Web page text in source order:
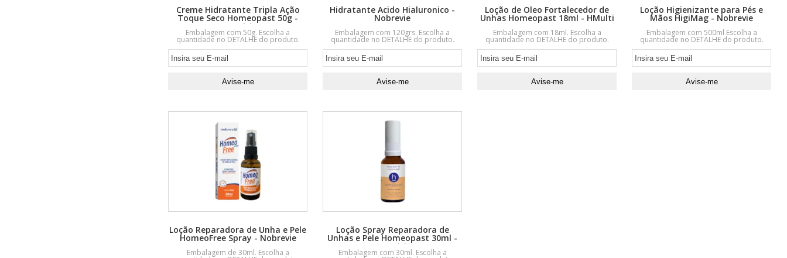
Creme Hidratante Tripla Ação
Toque Seco Homeopast 50g -
HMulti
Embalagem com 50g. Escolha a
quantidade no DETALHE do produto.
Hidratante Acido Hialuronico -
Nobrevie
Embalagem com 120grs. Escolha a
quantidade no DETALHE do produto.
Loção de Óleo Fortalecedor de
Unhas Homeopast 18ml - HMulti
Embalagem com 18ml. Escolha a
quantidade no DETALHE do produto.
Loção Higienizante para Pés e
Mãos HigiMag - Nobrevie
Embalagem com 500ml Escolha a
quantidade no DETALHE do produto.
Loção Reparadora de Unha e Pele
HomeoFree Spray - Nobrevie
Embalagem de 30ml. Escolha a
Loção Spray Reparadora de
Unhas e Pele Homeopast 30ml -
HMulti
Embalagem com 30ml. Escolha a